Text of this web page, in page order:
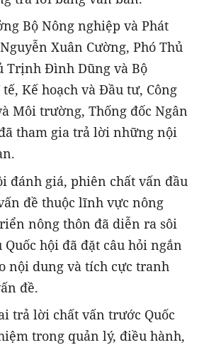
Bộ Nông nghiệp và Phát
Xuân Cường, Phó Thủ
Trịnh Đình Dũng và Bộ
Kế hoạch và Đầu tư, Công
Môi trường, Thống đốc Ngân
tham gia trả lời những nội
đánh giá, phiên chất vấn đầu
đề thuộc lĩnh vực nông
nông thôn đã diễn ra sôi
hội đã đặt câu hỏi ngắn
nội dung và tích cực tranh
đề.
trả lời chất vấn trước Quốc
trong quản lý, điều hành,